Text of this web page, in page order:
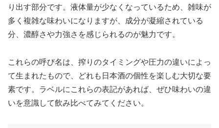
り出す部分です。液体量が少なくなっているため、雑味が
多く複雑な味わいになりますが、成分が凝縮されている
分、濃醇さや力強さを感じられるのが魅力です。
これらの呼び名は、搾りのタイミングや圧力の違いによっ
て生まれたもので、どれも日本酒の個性を楽しむ大切な要
素です。ラベルにこれらの表記があれば、ぜひ味わいの違
いを意識して飲み比べてみてください。